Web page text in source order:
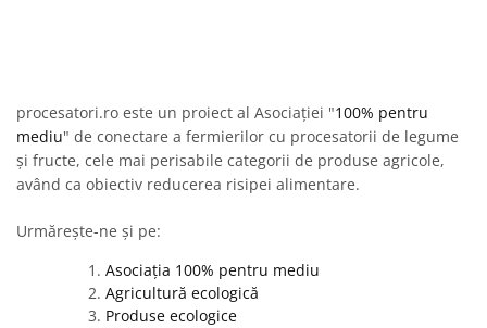
procesatori.ro este un proiect al Asociației "100% pentru
mediu" de conectare a fermierilor cu procesatorii de legume
și fructe, cele mai perisabile categorii de produse agricole,
având ca obiectiv reducerea risipei alimentare.
Urmărește-ne și pe:
Asociația 100% pentru mediu
Agricultură ecologică
Produse ecologice